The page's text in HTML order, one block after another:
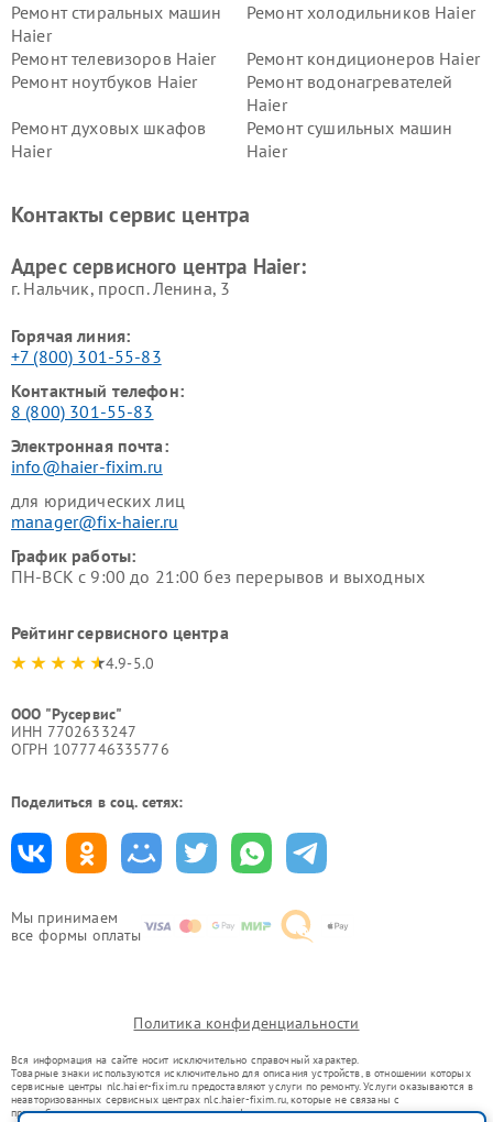
Мы принимаем
все формы оплаты
Ремонт стиральных машин
Haier
Ремонт холодильников Haier
Ремонт телевизоров Haier
Ремонт кондиционеров Haier
Ремонт ноутбуков Haier
Ремонт водонагревателей
Haier
Ремонт духовых шкафов
Haier
Ремонт сушильных машин
Haier
Ремонт роботов-пылесосов
Ремонт посудомоечных
Контакты сервис центра
Адрес сервисного центра Haier:
г. Нальчик, просп. Ленина, 3
Горячая линия:
+7 (800) 301-55-83
Контактный телефон:
8 (800) 301-55-83
Электронная почта:
info@haier-fixim.ru
для юридических лиц
manager@fix-haier.ru
График работы:
ПН-ВСК с 9:00 до 21:00 без перерывов и выходных
Рейтинг сервисного центра
4.9-5.0
ООО "Русервис"
ИНН 7702633247
ОГРН 1077746335776
Поделиться в соц. сетях:
Политика конфиденциальности
Вся информация на сайте носит исключительно справочный характер.
Товарные знаки используются исключительно для описания устройств, в отношении которых
сервисные центры nlc.haier-fixim.ru предоставляют услуги по ремонту. Услуги оказываются в
неавторизованных сервисных центрах nlc.haier-fixim.ru, которые не связаны с
правообладателями товарных знаков или их официальными представителями.